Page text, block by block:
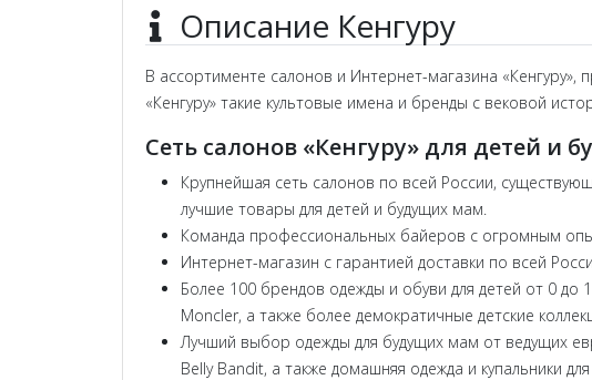
Описание Кенгуру
В ассортименте салонов и Интернет-магазина
«Кенгуру» такие культовые имена и бренды с вековой
Сеть салонов «Кенгуру» для детей и
Крупнейшая сеть салонов по всей России,
лучшие товары для детей и будущих мам.
Команда профессиональных байеров с огромным
Интернет-магазин с гарантией доставки по всей
Более 100 брендов одежды и обуви для детей от 0 до
Moncler, а также более демократичные детские
Лучший выбор одежды для будущих мам от ведущих
Belly Bandit, а также домашняя одежда и купальники